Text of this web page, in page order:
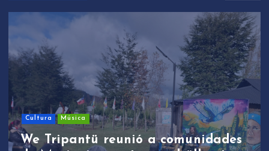
a comunidades
Sin categoría
We Tripantü y
estudiantes de